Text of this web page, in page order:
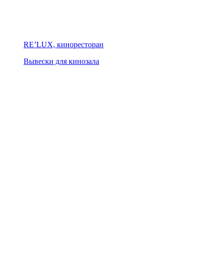
RE’LUX, киноресторан
Вывески для кинозала